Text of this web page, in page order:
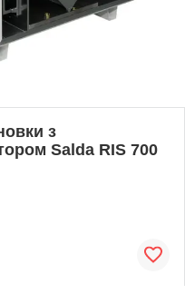
з
Salda RIS 700